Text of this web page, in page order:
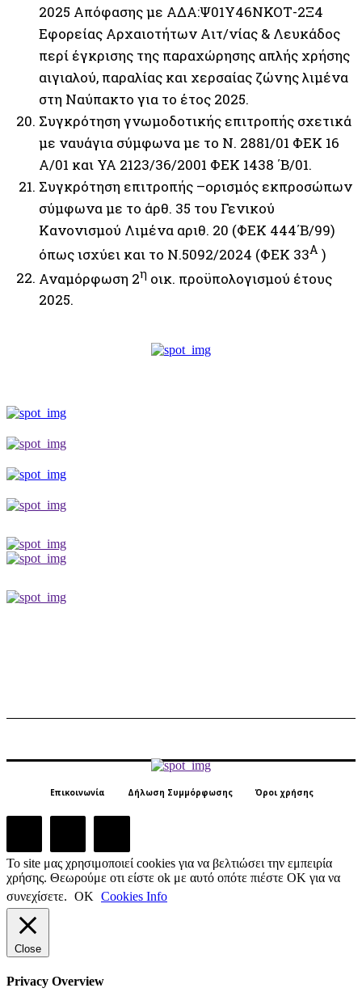
2025 Απόφασης με ΑΔΑ:Ψ01Υ46ΝΚΟΤ-2Ξ4
Εφορείας Αρχαιοτήτων Αιτ/νίας & Λευκάδος
περί έγκρισης της παραχώρησης απλής χρήσης
αιγιαλού, παραλίας και χερσαίας ζώνης λιμένα
στη Ναύπακτο για το έτος 2025.
Συγκρότηση γνωμοδοτικής επιτροπής σχετικά
με ναυάγια σύμφωνα με το Ν. 2881/01 ΦΕΚ 16
Α/01 και ΥΑ 2123/36/2001 ΦΕΚ 1438 ΄Β/01.
Συγκρότηση επιτροπής –ορισμός εκπροσώπων
σύμφωνα με το άρθ. 35 του Γενικού
Κανονισμού Λιμένα αριθ. 20 (ΦΕΚ 444΄Β/99)
όπως ισχύει και το Ν.5092/2024 (ΦΕΚ 33Α )
Αναμόρφωση 2η οικ. προϋπολογισμού έτους
2025.
Επικοινωνία Δήλωση Συμμόρφωσης Όροι χρήσης
Το site μας χρησιμοποιεί cookies για να βελτιώσει την εμπειρία
χρήσης. Θεωρούμε οτι είστε ok με αυτό οπότε πιέστε ΟΚ για να
συνεχίσετε. ΟΚ Cookies Info
Close
Privacy Overview